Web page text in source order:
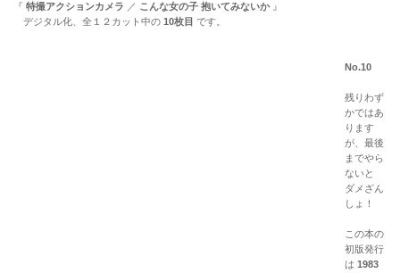
『 特撮アクションカメラ ／ こんな女の子 抱いてみないか 』
デジタル化、全１２カット中の 10枚目 です。
No.10
残りわず
かではあ
ります
が、最後
までやら
ないと
ダメざん
しょ！
この本の
初版発行
は 1983